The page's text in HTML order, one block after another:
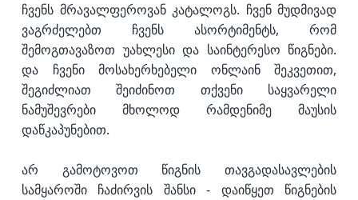
ჩვენს მრავალფეროვან კატალოგს. ჩვენ მუდმივად
ვაგრძელებთ ჩვენს ასორტიმენტს, რომ
შემოგთავაზოთ უახლესი და საინტერესო წიგნები.
და ჩვენი მოსახერხებელი ონლაინ შეკვეთით,
შეგიძლიათ შეიძინოთ თქვენი საყვარელი
ნამუშევრები მხოლოდ რამდენიმე მაუსის
დაწკაპუნებით.
არ გამოტოვოთ წიგნის თავგადასავლების
სამყაროში ჩაძირვის შანსი - დაიწყეთ წიგნების